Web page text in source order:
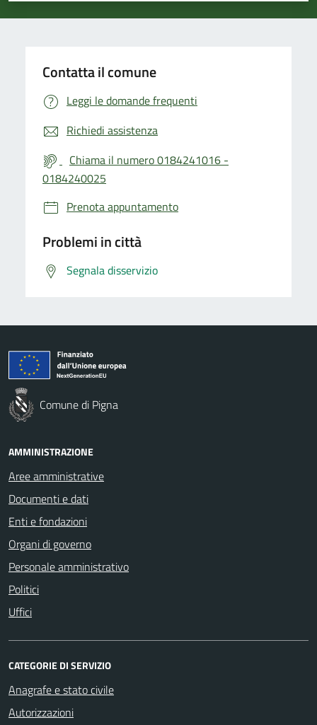
Contatta il comune
Leggi le domande frequenti
Richiedi assistenza
Chiama il numero 0184241016 -
0184240025
Prenota appuntamento
Problemi in città
Segnala disservizio
Comune di Pigna
AMMINISTRAZIONE
Aree amministrative
Documenti e dati
Enti e fondazioni
Organi di governo
Personale amministrativo
Politici
Uffici
CATEGORIE DI SERVIZIO
Anagrafe e stato civile
Autorizzazioni